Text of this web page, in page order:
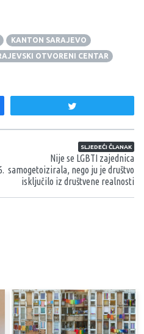
KANTON SARAJEVO
OTVORENI CENTAR
SLJEDEĆI ČLANAK
Nije se LGBTI zajednica
samogetoizirala, nego ju je društvo
isključilo iz društvene realnosti